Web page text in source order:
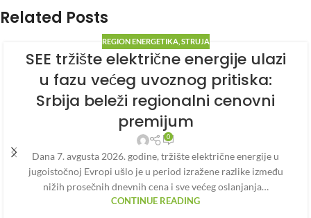
Related Posts
REGION ENERGETIKA, STRUJA
SEE tržište električne energije ulazi
u fazu većeg uvoznog pritiska:
Srbija beleži regionalni cenovni
premijum
0
Dana 7. avgusta 2026. godine, tržište električne energije u
jugoistočnoj Evropi ušlo je u period izražene razlike između
nižih prosečnih dnevnih cena i sve većeg oslanjanja…
CONTINUE READING